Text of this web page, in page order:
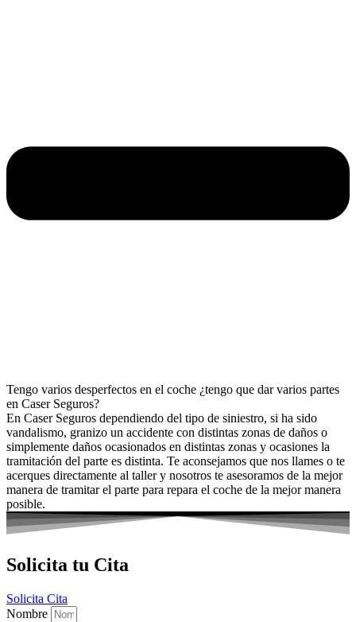
Tengo varios desperfectos en el coche ¿tengo que dar varios partes
en Caser Seguros?
En Caser Seguros dependiendo del tipo de siniestro, si ha sido
vandalismo, granizo un accidente con distintas zonas de daños o
simplemente daños ocasionados en distintas zonas y ocasiones la
tramitación del parte es distinta. Te aconsejamos que nos llames o te
acerques directamente al taller y nosotros te asesoramos de la mejor
manera de tramitar el parte para repara el coche de la mejor manera
posible.
Solicita tu Cita
Solicita Cita
Nombre